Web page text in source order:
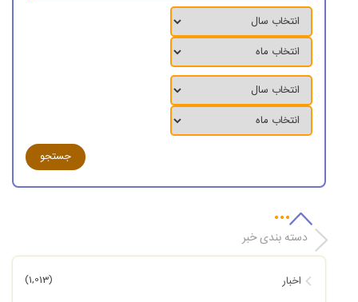
دسته بندی خبر
اخبار (1,013)